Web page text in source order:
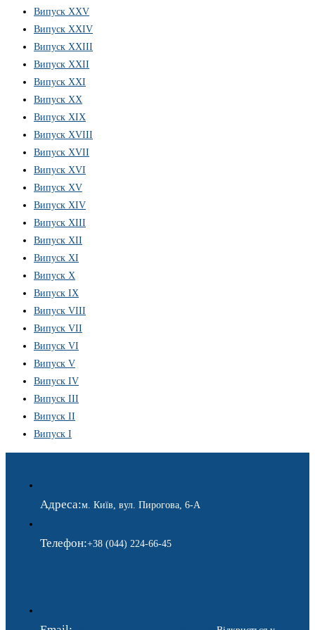
Випуск XXV
Випуск XXIV
Випуск XXIII
Випуск XXII
Випуск XXI
Випуск XX
Випуск XIX
Випуск XVIII
Випуск XVII
Випуск XVI
Випуск XV
Випуск XIV
Випуск XIII
Випуск XII
Випуск XI
Випуск X
Випуск IX
Випуск VIII
Випуск VII
Випуск VI
Випуск V
Випуск IV
Випуск III
Випуск II
Випуск I
Адреса:м. Київ, вул. Пирогова, 6-А
Телефон:+38 (044) 224-66-45